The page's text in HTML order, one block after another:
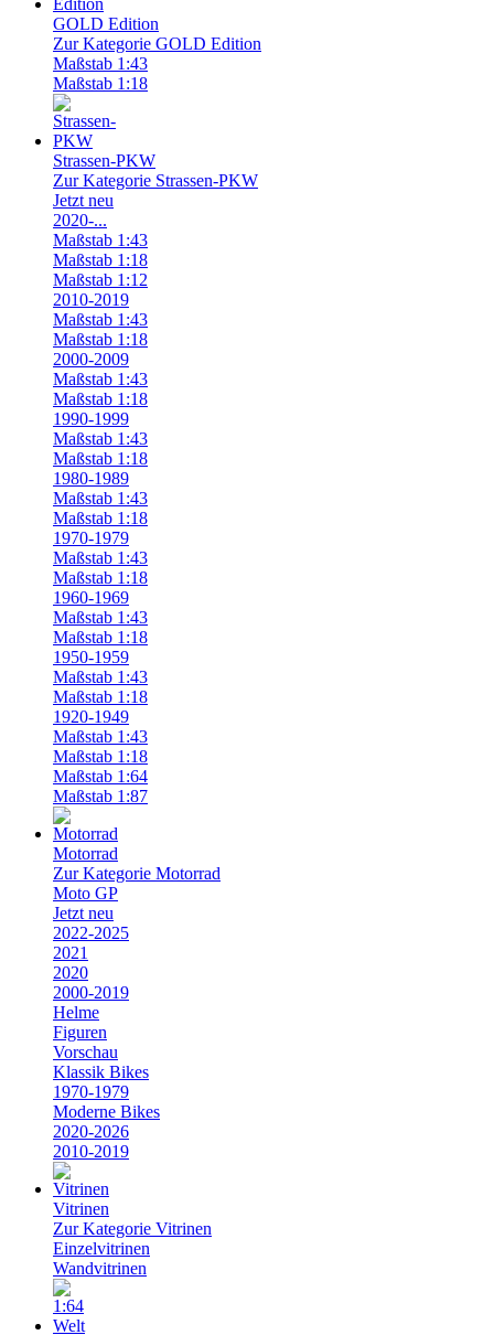
GOLD Edition
Zur Kategorie GOLD Edition
Maßstab 1:43
Maßstab 1:18
Strassen-PKW
Zur Kategorie Strassen-PKW
Jetzt neu
2020-...
Maßstab 1:43
Maßstab 1:18
Maßstab 1:12
2010-2019
Maßstab 1:43
Maßstab 1:18
2000-2009
Maßstab 1:43
Maßstab 1:18
1990-1999
Maßstab 1:43
Maßstab 1:18
1980-1989
Maßstab 1:43
Maßstab 1:18
1970-1979
Maßstab 1:43
Maßstab 1:18
1960-1969
Maßstab 1:43
Maßstab 1:18
1950-1959
Maßstab 1:43
Maßstab 1:18
1920-1949
Maßstab 1:43
Maßstab 1:18
Maßstab 1:64
Maßstab 1:87
Motorrad
Zur Kategorie Motorrad
Moto GP
Jetzt neu
2022-2025
2021
2020
2000-2019
Helme
Figuren
Vorschau
Klassik Bikes
1970-1979
Moderne Bikes
2020-2026
2010-2019
Vitrinen
Zur Kategorie Vitrinen
Einzelvitrinen
Wandvitrinen